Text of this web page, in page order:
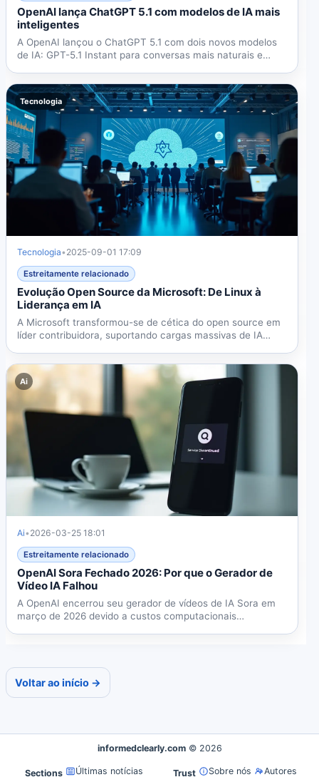
OpenAI lança ChatGPT 5.1 com modelos de IA mais
inteligentes
A OpenAI lançou o ChatGPT 5.1 com dois novos modelos
de IA: GPT-5.1 Instant para conversas mais naturais e
Tecnologia
Tecnologia• 2025-09-01 17:09
Estreitamente relacionado
Evolução Open Source da Microsoft: De Linux à
Liderança em IA
A Microsoft transformou-se de cética do open source em
líder contribuidora, suportando cargas massivas de IA
Ai
Ai• 2026-03-25 18:01
Estreitamente relacionado
OpenAI Sora Fechado 2026: Por que o Gerador de
Vídeo IA Falhou
A OpenAI encerrou seu gerador de vídeos de IA Sora em
março de 2026 devido a custos computacionais
Voltar ao início →
informedclearly.com © 2026
Sections Últimas notícias Trust Sobre nós Autores